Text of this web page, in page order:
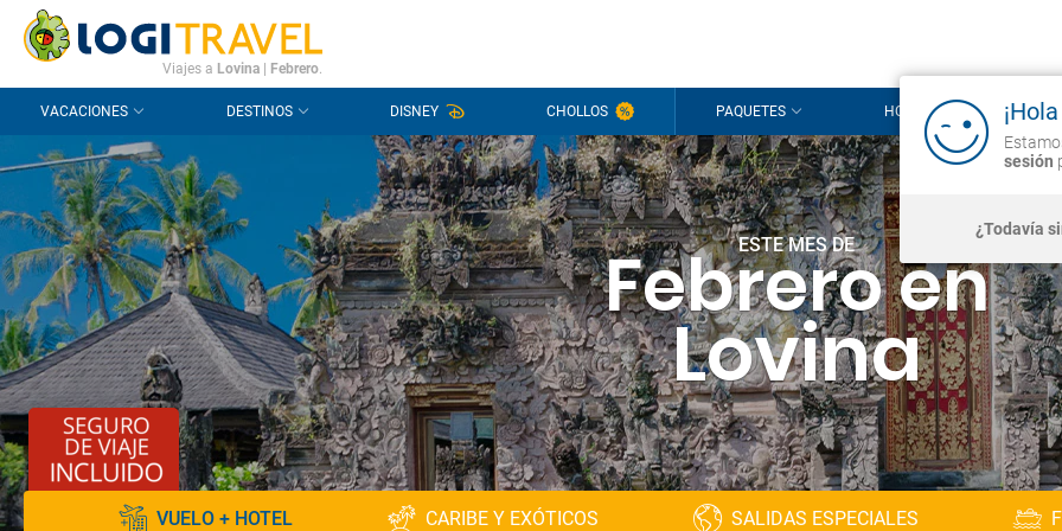
CONTACTO PREGUNTAS FRECUENTES
Viajes a Lovina| Febrero.
sesión
¿Todavía
VACACIONES DESTINOS DISNEY CHOLLOS PAQUETES HOTELES
ESTE MES DE
Febrero en
Lovina
VUELO + HOTEL CARIBE Y EXÓTICOS SALIDAS ESPECIALES